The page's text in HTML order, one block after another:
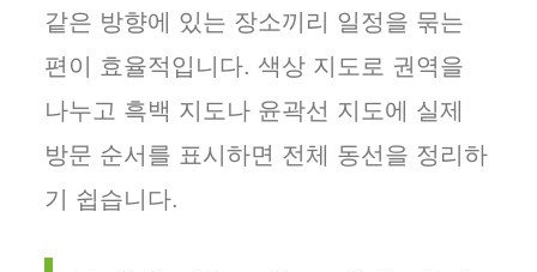
같은 방향에 있는 장소끼리 일정을 묶는
편이 효율적입니다. 색상 지도로 권역을
나누고 흑백 지도나 윤곽선 지도에 실제
방문 순서를 표시하면 전체 동선을 정리하
기 쉽습니다.